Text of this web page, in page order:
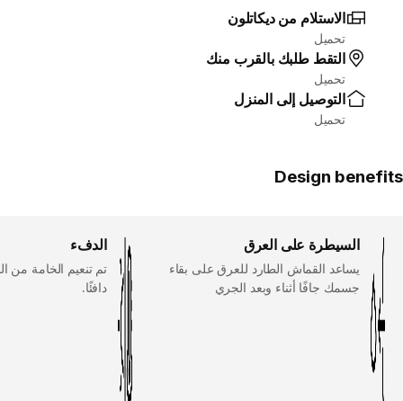
الاستلام من ديكاتلون
تحميل
التقط طلبك بالقرب منك
تحميل
التوصيل إلى المنزل
تحميل
Design benefits
السيطرة على العرق
يساعد القماش الطارد للعرق على بقاء
جسمك جافًا أثناء وبعد الجري
الدفء
تم تنعيم الخامة من
دافئًا.